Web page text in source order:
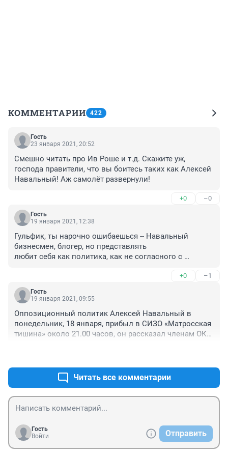
КОММЕНТАРИИ 422
Гость
23 января 2021, 20:52
Смешно читать про Ив Роше и т.д. Скажите уж,
господа правители, что вы боитесь таких как Алексей
Навальный! Аж самолёт развернули!
+0 –0
Гость
19 января 2021, 12:38
Гульфик, ты нарочно ошибаешься -- Навальный
бизнесмен, блогер, но представлять
любит себя как политика, как не согласного с
Изначально он бизнес -- Вор кировлеса, далее тоже
самое --- заработать на брехне.........
Дольф, не делай из вора-борцуна героя-мученика
+0 –1
Гость
19 января 2021, 09:55
Оппозиционный политик Алексей Навальный в
понедельник, 18 января, прибыл в СИЗО «Матросская
тишина» около 21.00 часов, он рассказал членам ОКН,
правозащитник и секретарь ОКН Москвы Алексей
Мельников в своем телеграм-канале.
«Сегодня он позавтракал в отделе полиции в Химках,
ужин он уже принял в следственном изоляторе. Как
положено по прибытии в СИЗО-1 он принял водные
процедуры (душ). В следственном изоляторе
Навальный А.А. был обеспечен постельными
Читать все комментарии
Гость
Войти
Отправить